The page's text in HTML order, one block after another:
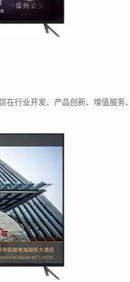
行业开发、产品创新、增值服务